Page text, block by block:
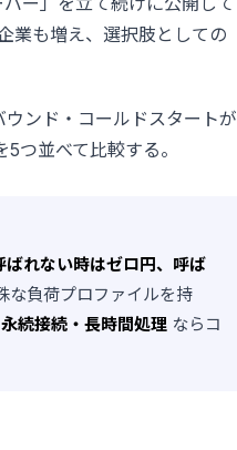
業も増え、選択肢としての
ンド・コールドスタートが
つ並べて比較する。
ばれない時はゼロ円、呼ば
な負荷プロファイルを持
永続接続・長時間処理 ならコ